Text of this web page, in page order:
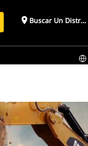
place Buscar Un